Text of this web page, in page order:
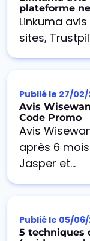
plateforme
Linkuma
sites,
Publié le 27/
Avis
Code Promo
Avis
après 6
Jasper et...
Publié le 05/
5 techniques